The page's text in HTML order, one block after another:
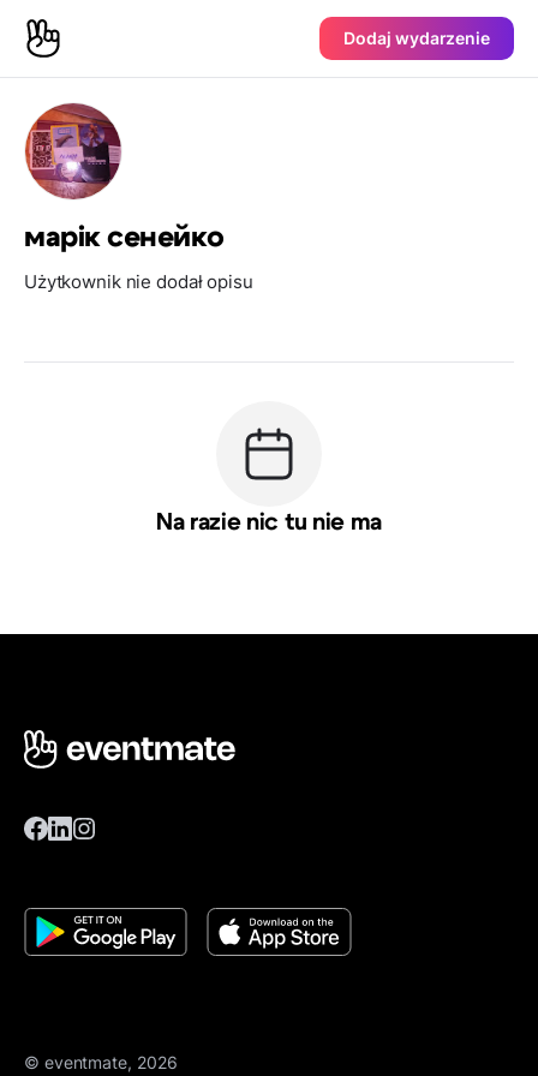
Dodaj wydarzenie
марік сенейко
Użytkownik nie dodał opisu
Na razie nic tu nie ma
© eventmate, 2026